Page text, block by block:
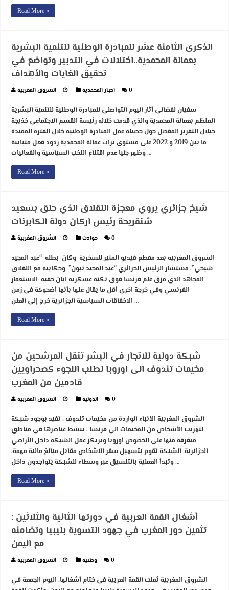
Read More »
الذكرى الثامنة عشر للمبادرة الوطنية للتنمية البشرية
بعمالة المحمدية..اختلالات في التدبير وتواضع في
تحقيق الغايات والأهداف
الشروق المغربية اخبار المحمدية 0
سفيان لفضالي أثار اليوم التواصلي للمبادرة الوطنية للتنمية البشرية
المنظم بعمالة المحمدية والذي قدمت خلاله رئيسة القسم الاجتماعي خذيجة
جيلال التقرير المفصل حول حصيلة عمل المبادرة الوطنية خلال الفترة الممتدة
ما بين 2019 و 2022 على مستوى تراب عمالة المحمدية ردود فعل متباينة
وظهر جليا عدم اقتناع النخب السياسية والفعاليات …
Read More »
شيخ جزائري يروي معجزة اللقلاق الذي حلق بسعيد
شنقريحة رئيس اركان دولة الكابرنات
الشروق المغربية حوادث 0
الشروق المغربية بعد مقطع فيديو المثير للسخرية وكان بطله “عبد المجيد
شيخي”، مستشار الرئيس الجزائري “عبد المجيد تبون” وحكايته مع اللقلاق
المجاهد الذي مزق علم فرنسا فوق ثكنة عسكرية ابان حقبة الاستعمار
الفرنسي وفي خرجة اخرى أقل ما يقال عنها بأنها أضحوكة في زمن
الاخفاقات السياسية الجزائرية خرج إلى العلن …
Read More »
شبكة دولية للاتجار في البشر تنقل المرشحين من
مخيمات تندوف الى اوروبا لطلب اللجوء كصحراويين
قادمين من المغرب
الشروق المغربية الدولية 0
الشروق المغربية الأنباء الواردة من مخيمات تندوف ، تفيد بوجود شبكة
لتهريب الأشخاص من المخيمات الى فرنسا ، ينشط عناصرها في مناطق
متفرقة منها على الخصوص أوروبا ويرتكز عمل الشبكة داخل الأراضي
الجزائرية. الشبكة تقوم بتسهيل سفر الأشخاص مقابل مبالغ مالية مهمة،
وتبدأ العملية بالتنسيق عبر وسطاء للشبكة يتواجدون داخل …
Read More »
أشغال القمة العربية في دورتها الثانية والثلاثين :
تثمين دور المغرب في جهود التسوية بليبيا وتضامنه
مع اليمن
الشروق المغربية وطنية 0
الشروق المغربية ثمنت القمة العربية في ختام أشغالها، اليوم الجمعة في